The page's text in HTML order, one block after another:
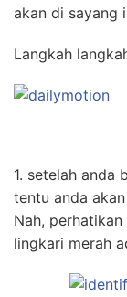
akan di sayang
Langkah
1. setelah anda
tentu anda
Nah,
lingkari merah